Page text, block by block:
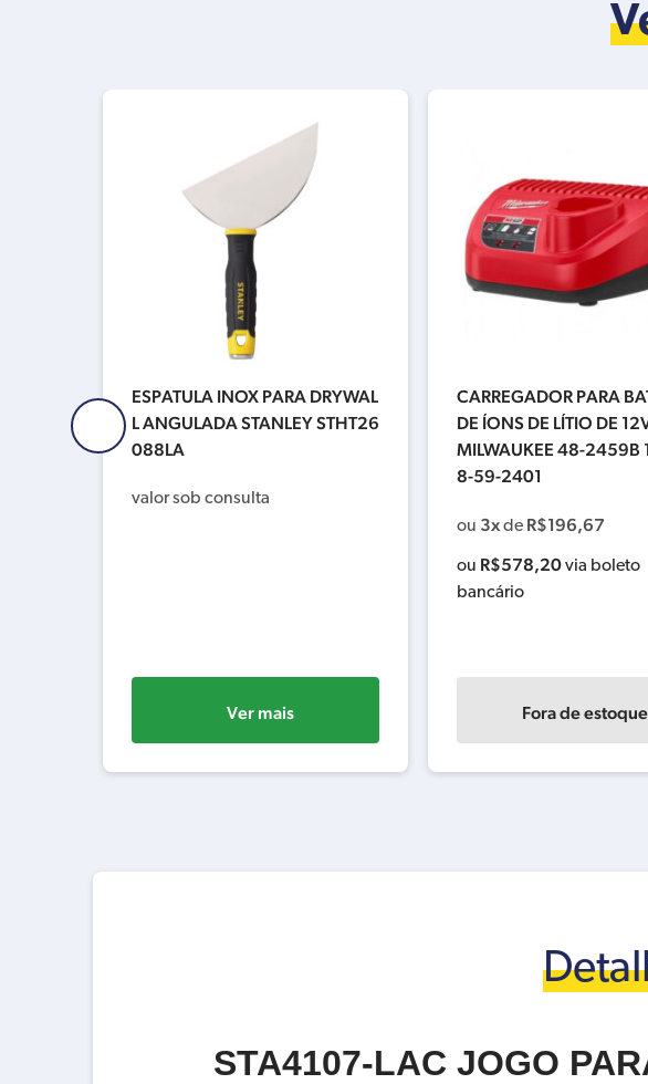
ESPATULA INOX PARA DRYWAL
L ANGULADA STANLEY STHT26
088LA
valor sob consulta
Ver mais
CARREGADOR PARA
DE ÍONS DE LÍTIO DE
MILWAUKEE 48-2459B
8-59-2401
ou 3xde R$196,67
ou R$578,20via boleto
bancário
Fora de estoque
STA4107-LAC JOGO